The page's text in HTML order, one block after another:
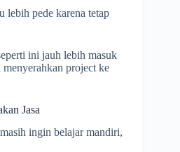
lebih pede karena tetap
ini jauh lebih masuk
project ke
Jasa
ingin belajar mandiri,